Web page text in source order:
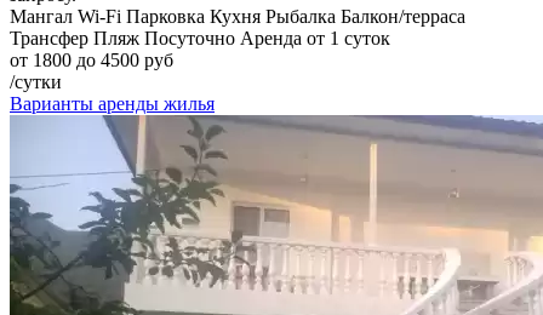
Мангал Wi-Fi Парковка Кухня Рыбалка Балкон/терраса
Трансфер Пляж Посуточно Аренда от 1 суток
от 1800 до 4500 руб
/сутки
Варианты аренды жилья